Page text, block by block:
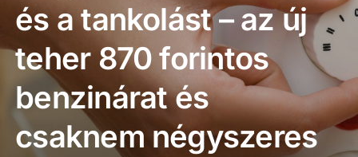
és a tankolást – az új
teher 870 forintos
benzinárat és
csaknem négyszeres